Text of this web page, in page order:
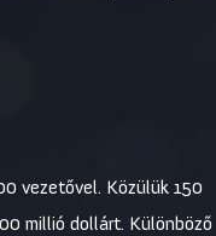
vezetővel. Közülük 150
millió dollárt. Különböző